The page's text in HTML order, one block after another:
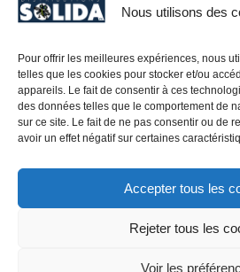
Nous utilisons des
Pour offrir les meilleures expériences, nous
telles que les cookies pour stocker et/ou
appareils. Le fait de consentir à ces
des données telles que le comportement de
sur ce site. Le fait de ne pas consentir ou de
avoir un effet négatif sur certaines
Accepter tous les
Rejeter tous les
Voir les
CONDITIONS DE VENTE
POLITIQUE DE CONFIDENTIALITÉ
ARTICLES POUR LE